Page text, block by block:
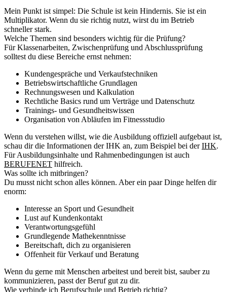
Mein Punkt ist simpel: Die Schule ist kein Hindernis. Sie ist ein
Multiplikator. Wenn du sie richtig nutzt, wirst du im Betrieb
schneller stark.
Welche Themen sind besonders wichtig für die Prüfung?
Für Klassenarbeiten, Zwischenprüfung und Abschlussprüfung
solltest du diese Bereiche ernst nehmen:
Kundengespräche und Verkaufstechniken
Betriebswirtschaftliche Grundlagen
Rechnungswesen und Kalkulation
Rechtliche Basics rund um Verträge und Datenschutz
Trainings- und Gesundheitswissen
Organisation von Abläufen im Fitnessstudio
Wenn du verstehen willst, wie die Ausbildung offiziell aufgebaut ist,
schau dir die Informationen der IHK an, zum Beispiel bei derIHK.
Für Ausbildungsinhalte und Rahmenbedingungen ist auch
BERUFENET hilfreich.
Was sollte ich mitbringen?
Du musst nicht schon alles können. Aber ein paar Dinge helfen dir
enorm:
Interesse an Sport und Gesundheit
Lust auf Kundenkontakt
Verantwortungsgefühl
Grundlegende Mathekenntnisse
Bereitschaft, dich zu organisieren
Offenheit für Verkauf und Beratung
Wenn du gerne mit Menschen arbeitest und bereit bist, sauber zu
kommunizieren, passt der Beruf gut zu dir.
Wie verbinde ich Berufsschule und Betrieb richtig?